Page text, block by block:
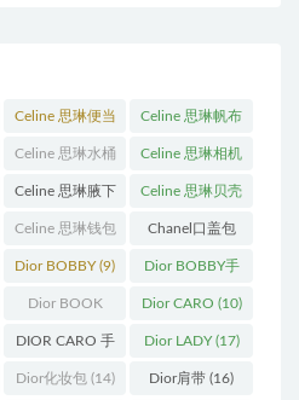
Celine 思琳便当
包 (14)
Celine 思琳帆布
包 (18)
Celine 思琳水桶
包 (55)
Celine 思琳相机
包 (11)
Celine 思琳腋下
包 (10)
Celine 思琳贝壳
包(12)
Celine 思琳钱包
(10)
Chanel口盖包
(13)
Dior BOBBY(9) Dior BOBBY手
袋(26)
Dior BOOK
TOTE手袋(163)
Dior CARO (10)
DIOR CARO 手
袋(31)
Dior LADY(17)
Dior化妆包(14) Dior肩带 (16)